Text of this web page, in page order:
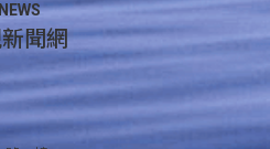
聞網